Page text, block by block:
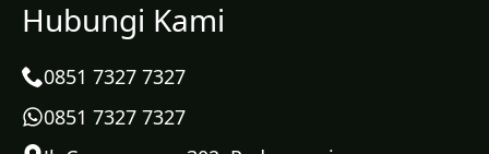
Hubungi Kami
0851 7327 7327
0851 7327 7327